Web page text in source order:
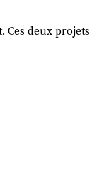
Ces deux projets